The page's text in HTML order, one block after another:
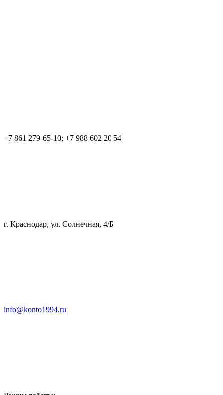
+7 861 279-65-10; +7 988 602 20 54
г. Краснодар, ул. Солнечная, 4/Б
info@konto1994.ru